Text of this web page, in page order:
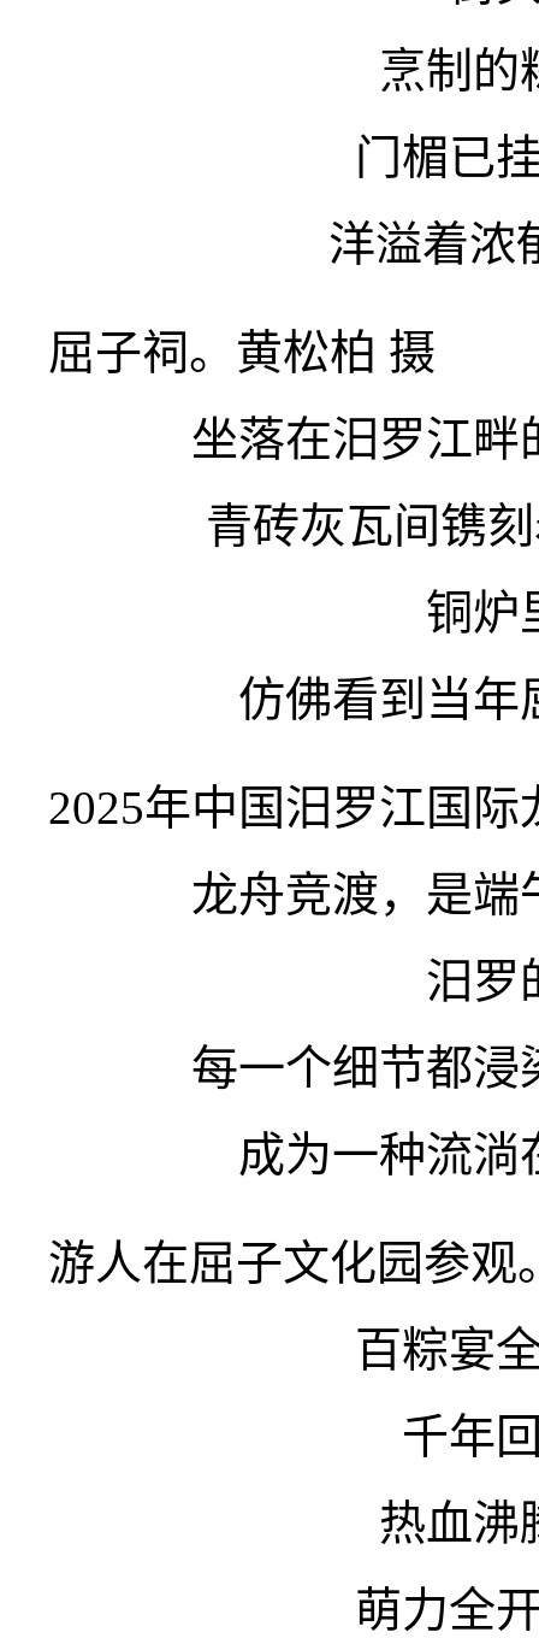
烹制的
门楣已
洋溢着浓
屈子祠。黄松柏 摄
坐落在汨罗江畔
青砖灰瓦间镌
铜炉
仿佛看到当年
2025年中国汨罗江国
龙舟竞渡，是端
汨罗
每一个细节都浸
成为一种流淌
游人在屈子文化园参观
百粽宴
千年
热血沸
萌力全